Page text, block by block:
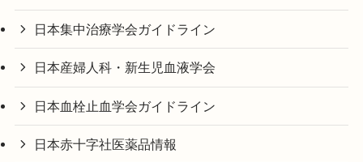
日本集中治療学会ガイドライン
日本産婦人科・新生児血液学会
日本血栓止血学会ガイドライン
日本赤十字社医薬品情報